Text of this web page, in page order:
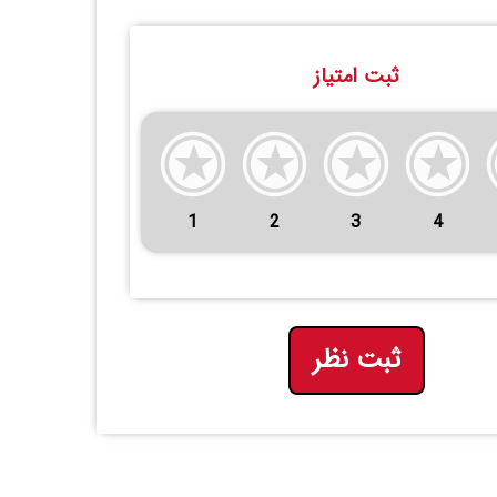
ثبت امتیاز
1 2 3 4
ثبت نظر